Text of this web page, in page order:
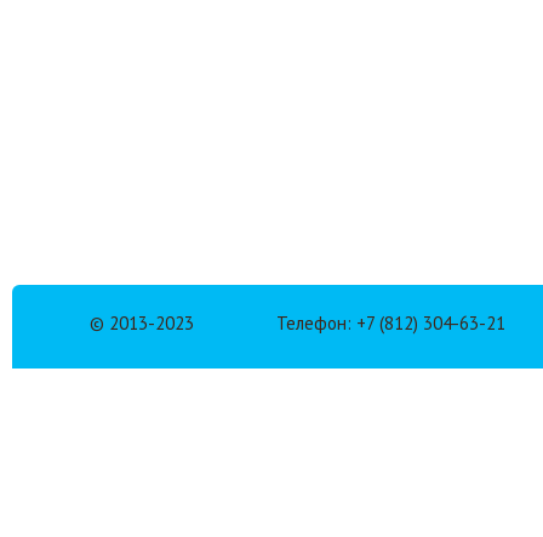
© 2013-2023 Телефон: +7 (812) 304-63-21